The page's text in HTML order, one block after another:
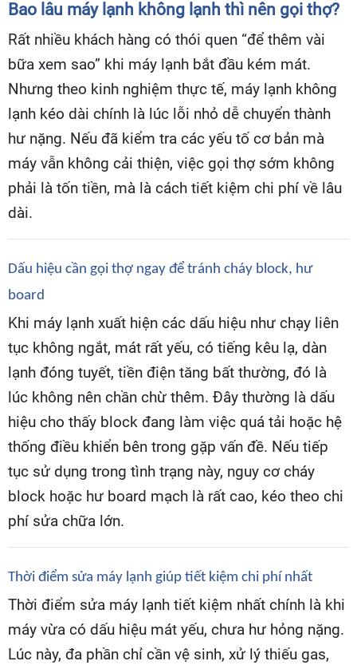
Bao lâu máy lạnh không lạnh thì nên gọi thợ?
Rất nhiều khách hàng có thói quen “để thêm vài
bữa xem sao” khi máy lạnh bắt đầu kém mát.
Nhưng theo kinh nghiệm thực tế, máy lạnh không
lạnh kéo dài chính là lúc lỗi nhỏ dễ chuyển thành
hư nặng. Nếu đã kiểm tra các yếu tố cơ bản mà
máy vẫn không cải thiện, việc gọi thợ sớm không
phải là tốn tiền, mà là cách tiết kiệm chi phí về lâu
dài.
Dấu hiệu cần gọi thợ ngay để tránh cháy block, hư
board
Khi máy lạnh xuất hiện các dấu hiệu như chạy liên
tục không ngắt, mát rất yếu, có tiếng kêu lạ, dàn
lạnh đóng tuyết, tiền điện tăng bất thường, đó là
lúc không nên chần chừ thêm. Đây thường là dấu
hiệu cho thấy block đang làm việc quá tải hoặc hệ
thống điều khiển bên trong gặp vấn đề. Nếu tiếp
tục sử dụng trong tình trạng này, nguy cơ cháy
block hoặc hư board mạch là rất cao, kéo theo chi
phí sửa chữa lớn.
Thời điểm sửa máy lạnh giúp tiết kiệm chi phí nhất
Thời điểm sửa máy lạnh tiết kiệm nhất chính là khi
máy vừa có dấu hiệu mát yếu, chưa hư hỏng nặng.
Lúc này, đa phần chỉ cần vệ sinh, xử lý thiếu gas,